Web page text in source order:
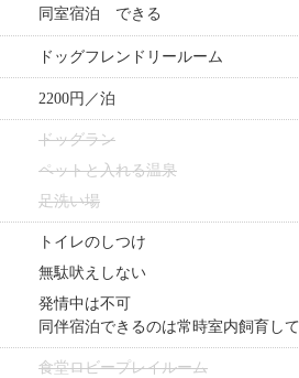
同室宿泊 できる
ドッグフレンドリールーム
2200円／泊
ドッグラン
ペットと入れる温泉
足洗い場
トイレのしつけ
無駄吠えしない
発情中は不可
同伴宿泊できるのは常時室内飼育し
食堂ロビープレイルーム